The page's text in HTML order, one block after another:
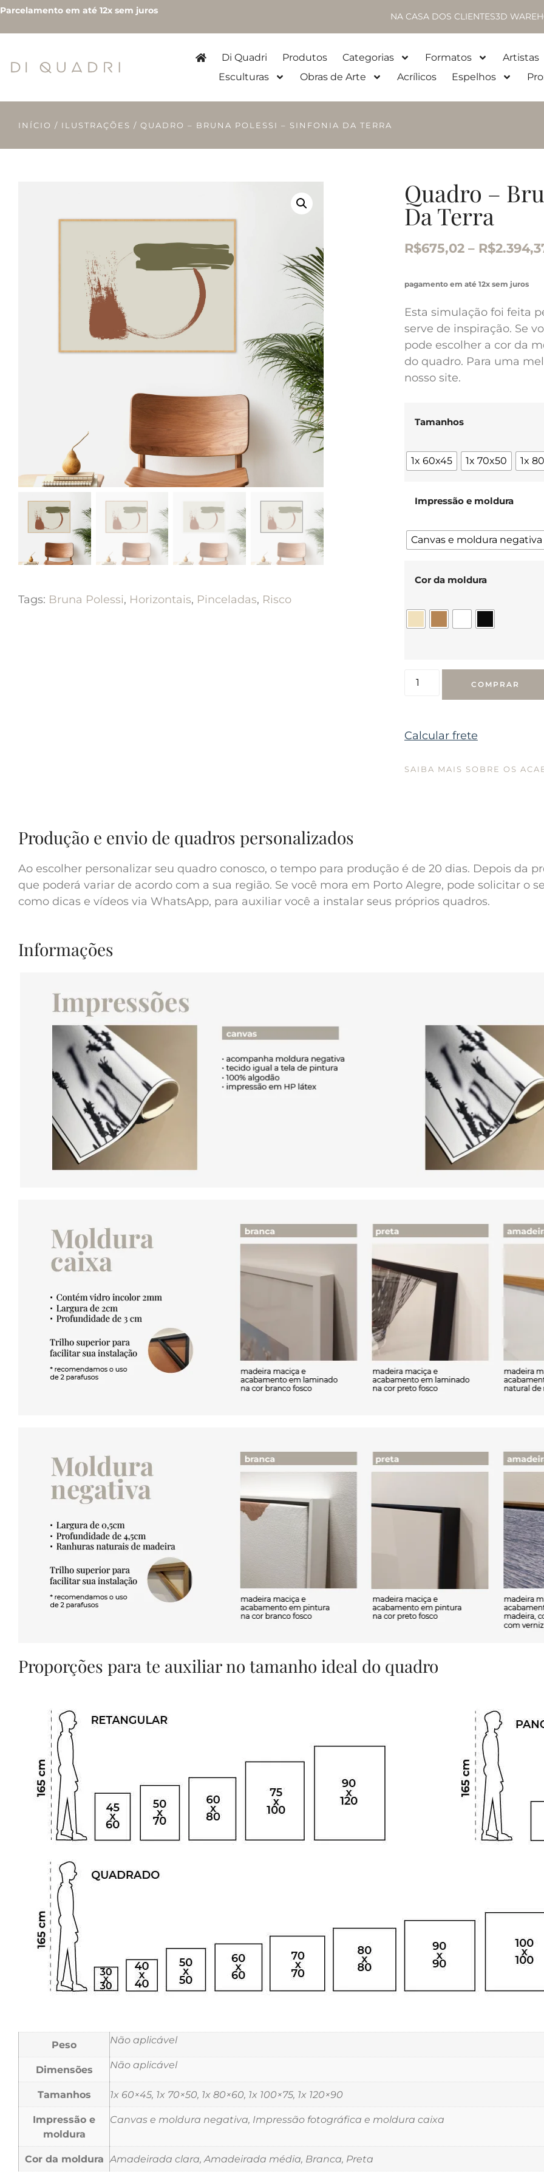
Parcelamento em até 12x sem juros
NA CASA DOS CLIENTES3D
Di Quadri Produtos Categorias Formatos Artistas
Esculturas
Obras de Arte Acrílicos Espelhos
INÍCIO / ILUSTRAÇÕES / QUADRO – BRUNA POLESSI – SINFONIA DA TERRA
Tags: Bruna Polessi, Horizontais, Pinceladas, Risco
Quadro –
Da Terra
R$675,02 – R$
pagamento em até 12x sem juros
Esta simulação foi feita
serve de inspiração. Se
pode escolher a cor da
do quadro. Para uma
nosso site.
Tamanhos
1x 60x45 1x 70x50 1x
Impressão e moldura
Canvas e moldura negativa
Cor da moldura
COMPRAR
Calcular frete
SAIBA MAIS SOBRE OS
Produção e envio de quadros personalizados
Ao escolher personalizar seu quadro conosco, o tempo para produção é de 20 dias. Depois da
que poderá variar de acordo com a sua região. Se você mora em Porto Alegre, pode solicitar o
como dicas e vídeos via WhatsApp, para auxiliar você a instalar seus próprios quadros.
Informações
Proporções para te auxiliar no tamanho ideal do quadro
Peso Não aplicável
Dimensões Não aplicável
Tamanhos 1x 60×45, 1x 70×50, 1x 80×60, 1x 100×75, 1x 120×90
Impressão e
moldura
Canvas e moldura negativa, Impressão fotográfica e moldura caixa
Cor da moldura Amadeirada clara, Amadeirada média, Branca, Preta